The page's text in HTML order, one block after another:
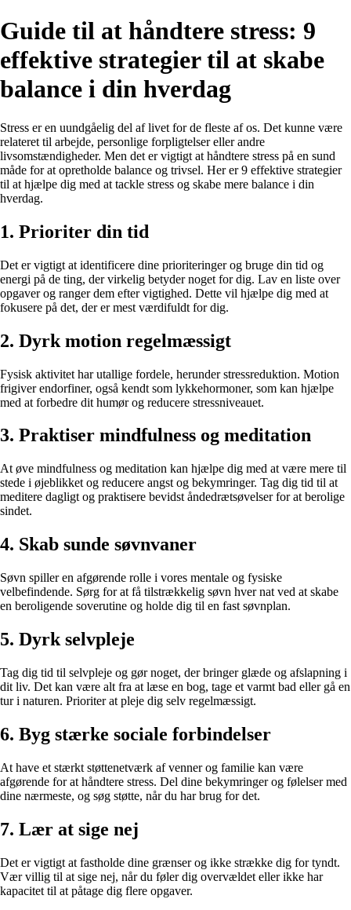
Guide til at håndtere stress: 9
effektive strategier til at skabe
balance i din hverdag
Stress er en uundgåelig del af livet for de fleste af os. Det kunne være
relateret til arbejde, personlige forpligtelser eller andre
livsomstændigheder. Men det er vigtigt at håndtere stress på en sund
måde for at opretholde balance og trivsel. Her er 9 effektive strategier
til at hjælpe dig med at tackle stress og skabe mere balance i din
hverdag.
1. Prioriter din tid
Det er vigtigt at identificere dine prioriteringer og bruge din tid og
energi på de ting, der virkelig betyder noget for dig. Lav en liste over
opgaver og ranger dem efter vigtighed. Dette vil hjælpe dig med at
fokusere på det, der er mest værdifuldt for dig.
2. Dyrk motion regelmæssigt
Fysisk aktivitet har utallige fordele, herunder stressreduktion. Motion
frigiver endorfiner, også kendt som lykkehormoner, som kan hjælpe
med at forbedre dit humør og reducere stressniveauet.
3. Praktiser mindfulness og meditation
At øve mindfulness og meditation kan hjælpe dig med at være mere til
stede i øjeblikket og reducere angst og bekymringer. Tag dig tid til at
meditere dagligt og praktisere bevidst åndedrætsøvelser for at berolige
sindet.
4. Skab sunde søvnvaner
Søvn spiller en afgørende rolle i vores mentale og fysiske
velbefindende. Sørg for at få tilstrækkelig søvn hver nat ved at skabe
en beroligende soverutine og holde dig til en fast søvnplan.
5. Dyrk selvpleje
Tag dig tid til selvpleje og gør noget, der bringer glæde og afslapning i
dit liv. Det kan være alt fra at læse en bog, tage et varmt bad eller gå en
tur i naturen. Prioriter at pleje dig selv regelmæssigt.
6. Byg stærke sociale forbindelser
At have et stærkt støttenetværk af venner og familie kan være
afgørende for at håndtere stress. Del dine bekymringer og følelser med
dine nærmeste, og søg støtte, når du har brug for det.
7. Lær at sige nej
Det er vigtigt at fastholde dine grænser og ikke strække dig for tyndt.
Vær villig til at sige nej, når du føler dig overvældet eller ikke har
kapacitet til at påtage dig flere opgaver.